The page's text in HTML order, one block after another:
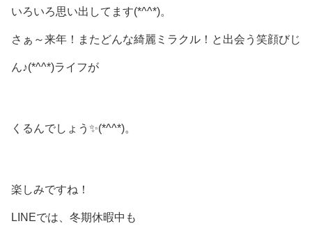
いろいろ思い出してます(*^^*)。
さぁ～来年！またどんな綺麗ミラクル！と出会う笑顔びじ
ん♪(*^^*)ライフが
くるんでしょう✨(*^^*)。
楽しみですね！
LINEでは、冬期休暇中も